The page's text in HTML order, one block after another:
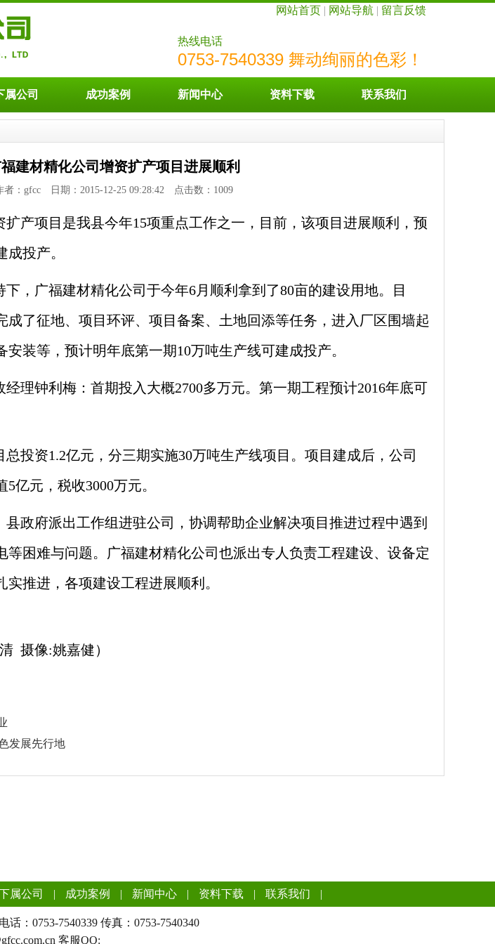
网站首页| 网站导航 | 留言反馈
热线电话
0753-7540339 舞动绚丽的色彩！
属公司 成功案例 新闻中心 资料下载 联系我们
建材精化公司增资扩产项目进展顺利
者：gfcc 日期：2015-12-25 09:28:42 点击数： 1009
扩产项目是我县今年15项重点工作之一，目前，该项目进展顺利，预
投产。
，广福建材精化公司于今年6月顺利拿到了80亩的建设用地。目
成了征地、项目环评、项目备案、土地回添等任务，进入厂区围墙起
装等，预计明年底第一期10万吨生产线可建成投产。
理钟利梅：首期投入大概2700多万元。第一期工程预计2016年底可
投资1.2亿元，分三期实施30万吨生产线项目。项目建成后，公司
亿元，税收3000万元。
政府派出工作组进驻公司，协调帮助企业解决项目推进过程中遇到
等困难与问题。广福建材精化公司也派出专人负责工程建设、设备定
推进，各项建设工程进展顺利。
摄像:姚嘉健）
发展先行地
属公司 | 成功案例 | 新闻中心 | 资料下载 | 联系我们 |
：0753-7540339 传真：0753-7540340
客服QQ: